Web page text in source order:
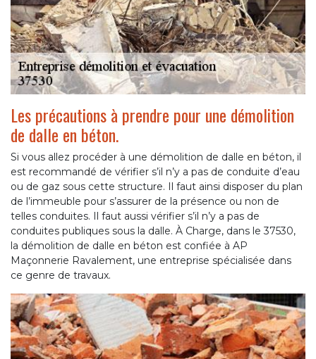
Les précautions à prendre pour une démolition
de dalle en béton.
Si vous allez procéder à une démolition de dalle en béton, il
est recommandé de vérifier s’il n’y a pas de conduite d’eau
ou de gaz sous cette structure. Il faut ainsi disposer du plan
de l’immeuble pour s’assurer de la présence ou non de
telles conduites. Il faut aussi vérifier s’il n’y a pas de
conduites publiques sous la dalle. À Charge, dans le 37530,
la démolition de dalle en béton est confiée à AP
Maçonnerie Ravalement, une entreprise spécialisée dans
ce genre de travaux.